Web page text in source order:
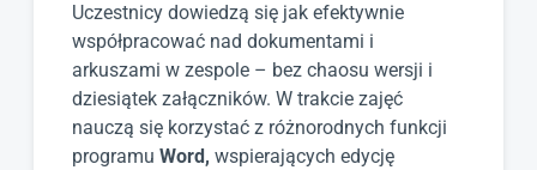
Uczestnicy dowiedzą się jak efektywnie
współpracować nad dokumentami i
arkuszami w zespole – bez chaosu wersji i
dziesiątek załączników. W trakcie zajęć
nauczą się korzystać z różnorodnych funkcji
programu Word, wspierających edycję